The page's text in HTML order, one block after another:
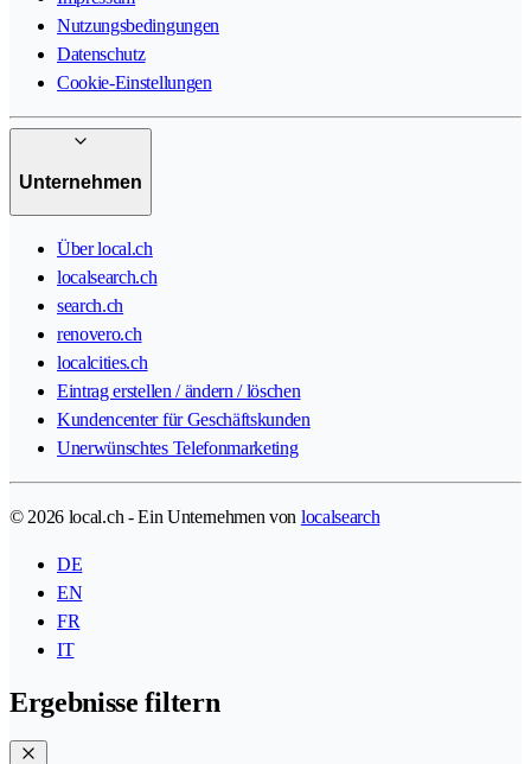
Nutzungsbedingungen
Datenschutz
Cookie-Einstellungen
Unternehmen
Über local.ch
localsearch.ch
search.ch
renovero.ch
localcities.ch
Eintrag erstellen / ändern / löschen
Kundencenter für Geschäftskunden
Unerwünschtes Telefonmarketing
© 2026 local.ch - Ein Unternehmen von localsearch
DE
EN
FR
IT
Ergebnisse filtern